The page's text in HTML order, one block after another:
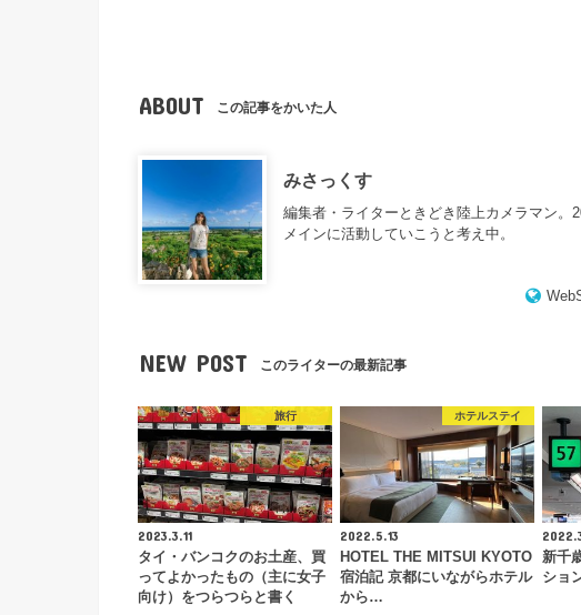
ABOUT この記事をかいた人
みさっくす
編集者・ライターときどき陸上カメラマン。
メインに活動していこうと考え中。
NEW POST このライターの最新記事
旅行
2023.3.11
タイ・バンコクのお土産、買
ってよかったもの（主に女子
向け）をつらつらと書く
ホテルステイ
2022.5.13
HOTEL THE MITSUI KYOTO
宿泊記 京都にいながらホテル
から…
新千
ショ